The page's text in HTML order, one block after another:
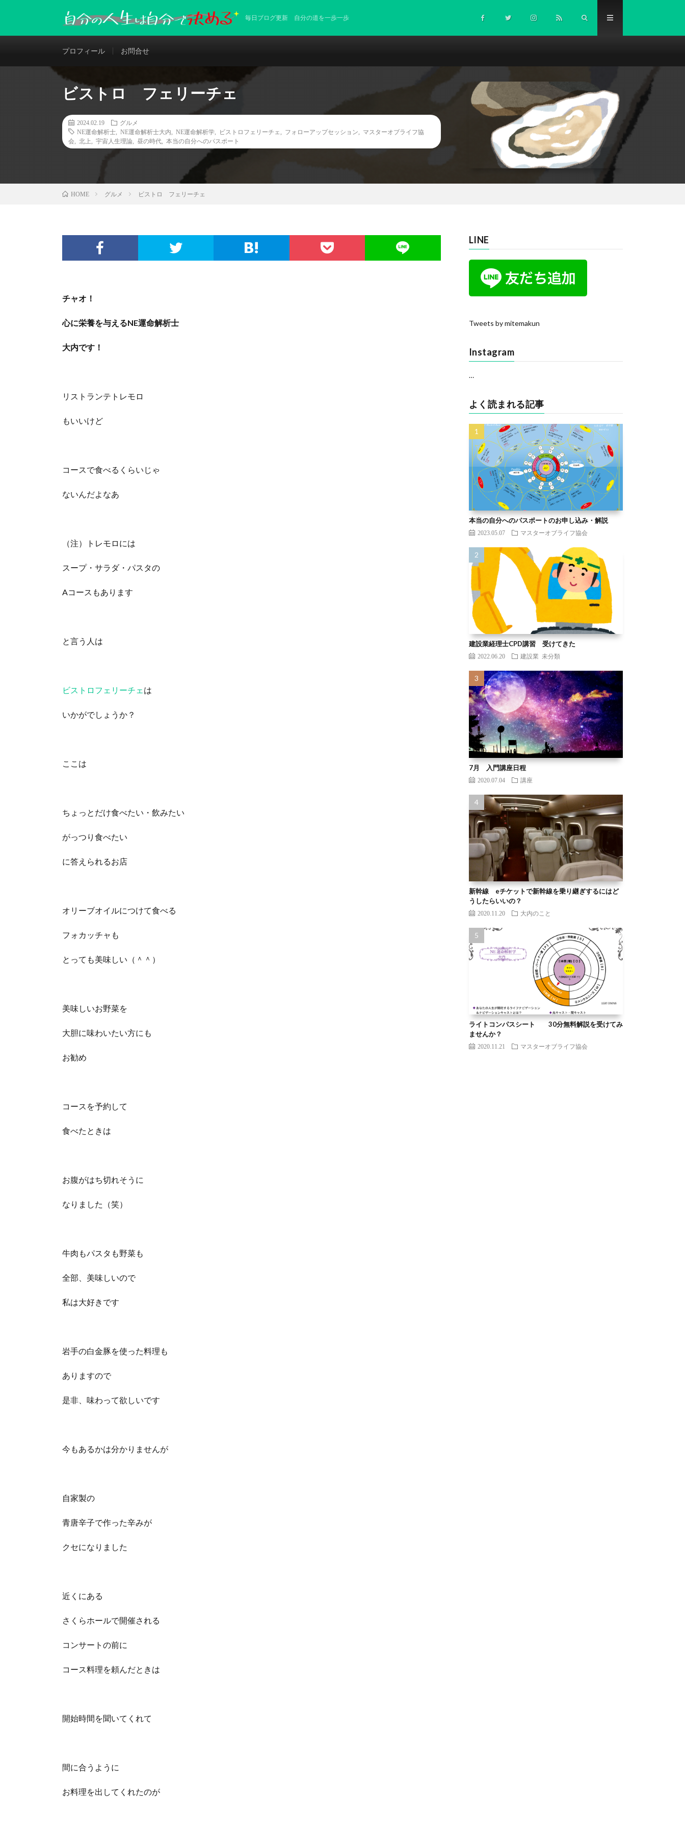
毎日ブログ更新 自分の道を一歩一歩
プロフィール お問合せ
ビストロ フェリーチェ
2024.02.19
グルメ
NE運命解析士
NE運命解析士大内 NE運命解析学 ビストロフェリーチェ フォローアップセッション
マスターオブライフ協
会
北上 宇宙人生理論 昼の時代 本当の自分へのパスポート
HOME グルメ ビストロ フェリーチェ
チャオ！
心に栄養を与えるNE運命解析士
大内です！
リストランテトレモロ
もいいけど
コースで食べるくらいじゃ
ないんだよなあ
（注）トレモロには
スープ・サラダ・パスタの
Aコースもあります
と言う人は
ビストロフェリーチェ は
いかがでしょうか？
ここは
ちょっとだけ食べたい・飲みたい
がっつり食べたい
に答えられるお店
オリーブオイルにつけて食べる
フォカッチャも
とっても美味しい（＾＾）
美味しいお野菜を
大胆に味わいたい方にも
お勧め
コースを予約して
食べたときは
お腹がはち切れそうに
なりました（笑）
牛肉もパスタも野菜も
全部、美味しいので
私は大好きです
岩手の白金豚を使った料理も
ありますので
是非、味わって欲しいです
今もあるかは分かりませんが
自家製の
青唐辛子で作った辛みが
クセになりました
近くにある
さくらホールで開催される
コンサートの前に
コース料理を頼んだときは
開始時間を聞いてくれて
間に合うように
お料理を出してくれたのが
LINE
Tweets by mitemakun
Instagram
…
よく読まれる記事
本当の自分へのパスポートのお申し込み・解説
2023.05.07 マスターオブライフ協会
建設業経理士CPD講習 受けてきた
2022.06.20 建設業 未分類
7月 入門講座日程
2020.07.04 講座
新幹線 eチケットで新幹線を乗り継ぎするにはど
うしたらいいの？
2020.11.20 大内のこと
ライトコンパスシート 30分無料解説を受けてみ
ませんか？
2020.11.21 マスターオブライフ協会